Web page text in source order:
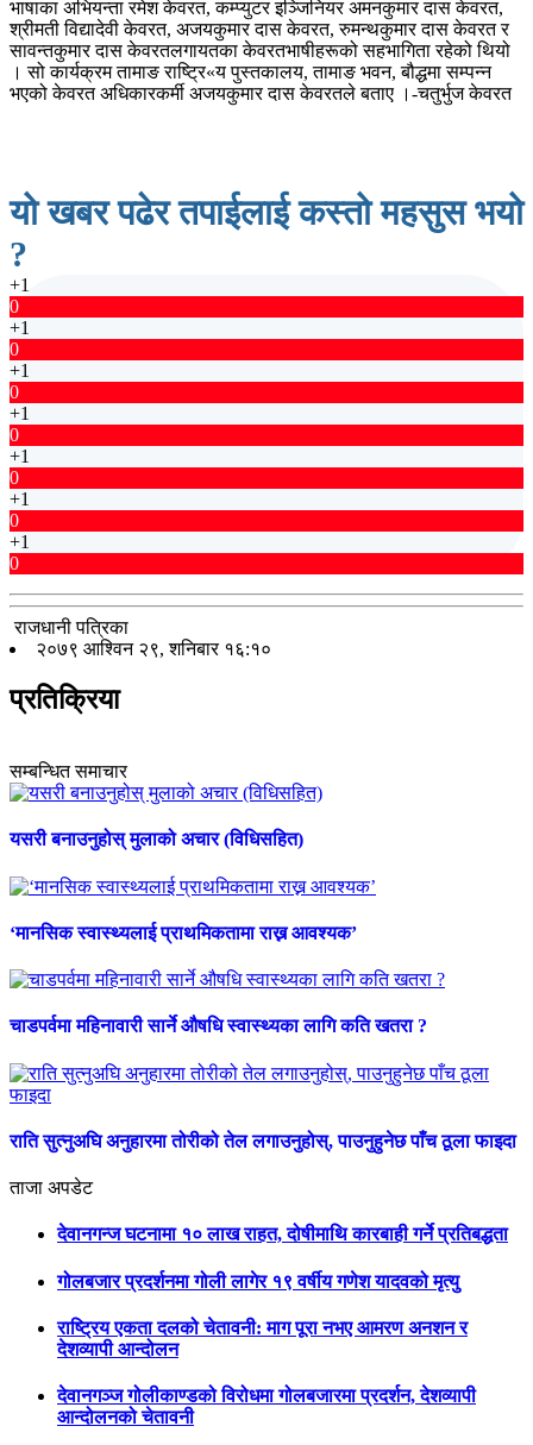
भाषाका अभियन्ता रमेश केवरत, कम्प्युटर इञ्जिनियर अमनकुमार दास केवरत,
श्रीमती विद्यादेवी केवरत, अजयकुमार दास केवरत, रुमन्थकुमार दास केवरत र
सावन्तकुमार दास केवरतलगायतका केवरतभाषीहरूको सहभागिता रहेको थियो
। सो कार्यक्रम तामाङ राष्ट्रि«य पुस्तकालय, तामाङ भवन, बौद्धमा सम्पन्न
भएको केवरत अधिकारकर्मी अजयकुमार दास केवरतले बताए ।-चतुर्भुज केवरत
यो खबर पढेर तपाईलाई कस्तो महसुस भयो
?
+1
0
+1
0
+1
0
+1
0
+1
0
+1
0
+1
0
राजधानी पत्रिका
२०७९ आश्विन २९, शनिबार १६:१०
प्रतिक्रिया
सम्बन्धित समाचार
यसरी बनाउनुहोस् मुलाको अचार (विधिसहित)
‘मानसिक स्वास्थ्यलाई प्राथमिकतामा राख्न आवश्यक’
चाडपर्वमा महिनावारी सार्ने औषधि स्वास्थ्यका लागि कति खतरा ?
राति सुत्नुअघि अनुहारमा तोरीको तेल लगाउनुहोस्, पाउनुहुनेछ पाँच ठूला फाइदा
ताजा अपडेट
देवानगन्ज घटनामा १० लाख राहत, दोषीमाथि कारबाही गर्ने प्रतिबद्धता
गोलबजार प्रदर्शनमा गोली लागेर १९ वर्षीय गणेश यादवको मृत्यु
राष्ट्रिय एकता दलको चेतावनी: माग पूरा नभए आमरण अनशन र
देशव्यापी आन्दोलन
देवानगञ्ज गोलीकाण्डको विरोधमा गोलबजारमा प्रदर्शन, देशव्यापी
आन्दोलनको चेतावनी